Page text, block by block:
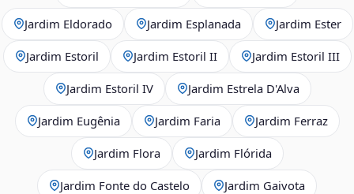
Jardim Eldorado Jardim Esplanada Jardim Ester
Jardim Estoril Jardim Estoril II Jardim Estoril III
Jardim Estoril IV Jardim Estrela D'Alva
Jardim Eugênia Jardim Faria Jardim Ferraz
Jardim Flora Jardim Flórida
Jardim Fonte do Castelo Jardim Gaivota